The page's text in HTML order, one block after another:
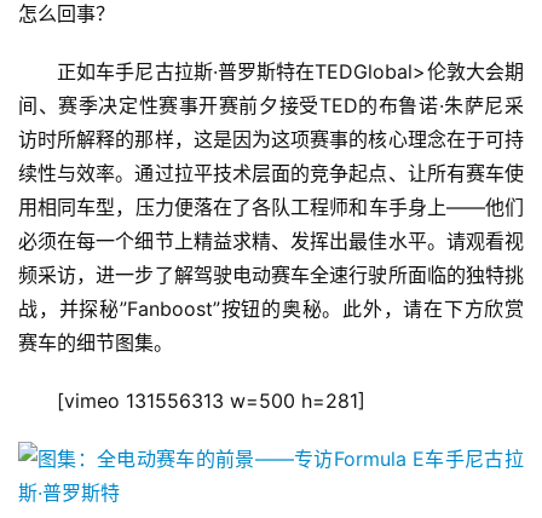
怎么回事？
正如车手尼古拉斯·普罗斯特在TEDGlobal>伦敦大会期
间、赛季决定性赛事开赛前夕接受TED的布鲁诺·朱萨尼采
访时所解释的那样，这是因为这项赛事的核心理念在于可持
续性与效率。通过拉平技术层面的竞争起点、让所有赛车使
用相同车型，压力便落在了各队工程师和车手身上——他们
必须在每一个细节上精益求精、发挥出最佳水平。请观看视
频采访，进一步了解驾驶电动赛车全速行驶所面临的独特挑
战，并探秘”Fanboost”按钮的奥秘。此外，请在下方欣赏
赛车的细节图集。
[vimeo 131556313 w=500 h=281]